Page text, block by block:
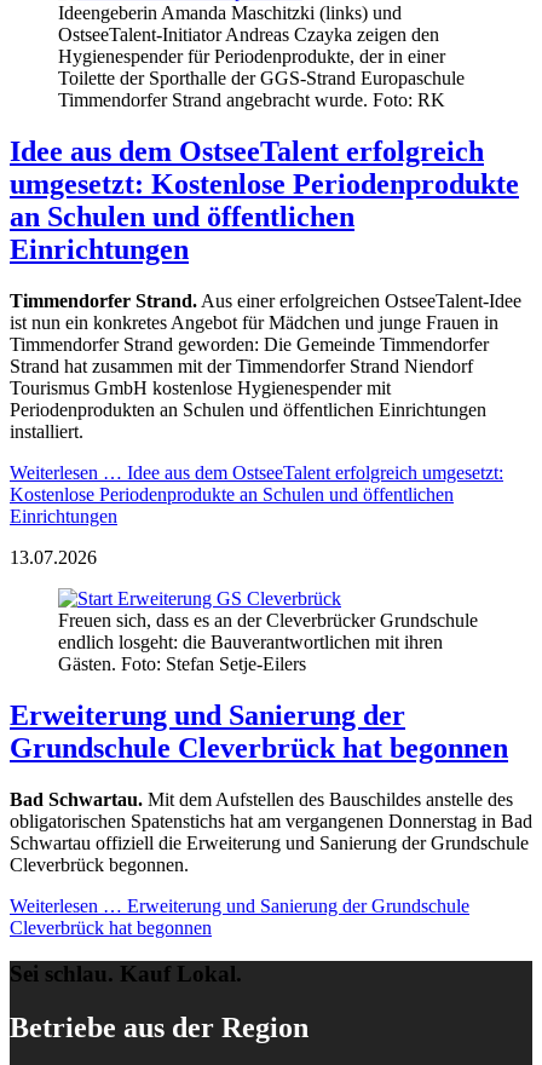
Ideengeberin Amanda Maschitzki (links) und
OstseeTalent-Initiator Andreas Czayka zeigen den
Hygienespender für Periodenprodukte, der in einer
Toilette der Sporthalle der GGS-Strand Europaschule
Timmendorfer Strand angebracht wurde. Foto: RK
Idee aus dem OstseeTalent erfolgreich
umgesetzt: Kostenlose Periodenprodukte
an Schulen und öffentlichen
Einrichtungen
Timmendorfer Strand. Aus einer erfolgreichen OstseeTalent-Idee
ist nun ein konkretes Angebot für Mädchen und junge Frauen in
Timmendorfer Strand geworden: Die Gemeinde Timmendorfer
Strand hat zusammen mit der Timmendorfer Strand Niendorf
Tourismus GmbH kostenlose Hygienespender mit
Periodenprodukten an Schulen und öffentlichen Einrichtungen
installiert.
Weiterlesen … Idee aus dem OstseeTalent erfolgreich umgesetzt:
Kostenlose Periodenprodukte an Schulen und öffentlichen
Einrichtungen
13.07.2026
Freuen sich, dass es an der Cleverbrücker Grundschule
endlich losgeht: die Bauverantwortlichen mit ihren
Gästen. Foto: Stefan Setje-Eilers
Erweiterung und Sanierung der
Grundschule Cleverbrück hat begonnen
Bad Schwartau. Mit dem Aufstellen des Bauschildes anstelle des
obligatorischen Spatenstichs hat am vergangenen Donnerstag in Bad
Schwartau offiziell die Erweiterung und Sanierung der Grundschule
Cleverbrück begonnen.
Weiterlesen … Erweiterung und Sanierung der Grundschule
Cleverbrück hat begonnen
Sei schlau. Kauf Lokal.
Betriebe aus der Region